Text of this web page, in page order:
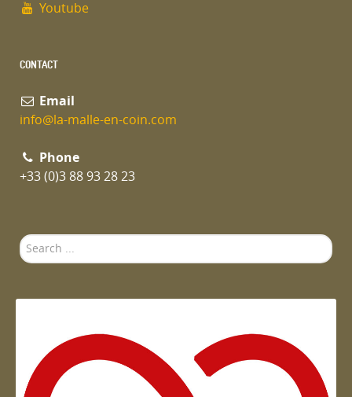
Youtube
CONTACT
Email
info@la-malle-en-coin.com
Phone
+33 (0)3 88 93 28 23
Search
...